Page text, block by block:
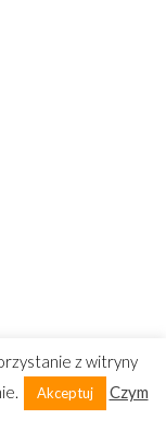
z witryny
Akceptuj
Czym